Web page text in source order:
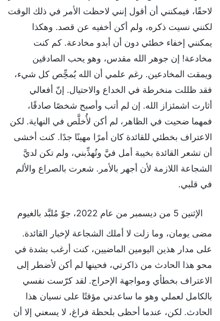
لاحقًا، فيمكنني أن أقول إنني لاحظت الأمر في ذلك الوقت
لكنني نسيت ذكره، ولم أكن أخفيه عن قصد. وهكذا
يمكنني إخفاء خطئي دون أن أبدو مخادعة. كم كنت
مخادعة! إن جوهر الله مقدس، وهو يحب الصادقين
ويمقت المخادعين. رغم علمي أن الله يُمحِِّص كل شيء،
فقد ظللت منخرطة في الخداع والاحتيال. إنّ أفعالي
أثارت اشمئزاز الله. إن لم أتب وأصبح شخصًا صادقًا،
فمهما ضحيت في الظاهر، لم أكن لأُخلَّص في النهاية. لكن
الاعتراف بخطئي للقائدة كان أمرًا مهينًا جدًا. كنت أخشى
أن تشعر القائدة بخيبة أمل فيَّ وتُهذِّبني، ولم تكن لديَّ
الشجاعة اللازمة لأن أجهر بالأمر. شعرت بالصراع والألم
في قلبي.
الإثنين 5 من ديسمبر من عام 2022، جوّ مُلبَّد بالغيوم
مضى يومان، وما زلت لا أملك الشجاعة لإخبار القائدة.
على مدار هذين اليومين الماضيين، كنت أرغب بشدة في
محو هذا الحادث من ذاكرتي، فحينها لم أكن لأضطر إلى
الاعتراف بخطأي ومواجهة الإحراج. لقد كرّست نفسي
بالكامل لعملي وهو ما ساعدني مؤقتًا على نسيان هذا
الحادث. لكن، عندما أحظى بلحظة فراغ، لا يسعني إلا أن